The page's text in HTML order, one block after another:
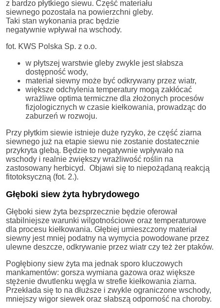
z bardzo płytkiego siewu. Część materiału
siewnego pozostała na powierzchni gleby.
Taki stan wykonania prac będzie
negatywnie wpływał na wschody.
fot. KWS Polska Sp. z o.o.
w płytszej warstwie gleby zwykle jest słabsza
dostępność wody,
materiał siewny może być odkrywany przez wiatr,
większe odchylenia temperatury mogą zakłócać
wrażliwe optima termiczne dla złożonych procesów
fizjologicznych w czasie kiełkowania, prowadząc do
zaburzeń w rozwoju.
Przy płytkim siewie istnieje duże ryzyko, że część ziarna
siewnego już na etapie siewu nie zostanie dostatecznie
przykryta glebą. Będzie to negatywnie wpływało na
wschody i realnie zwiększy wrażliwość roślin na
zastosowany herbicyd. Objawi się to niepożądaną reakcją
fitotoksyczną (fot. 2.).
Głęboki siew żyta hybrydowego
Głęboki siew żyta bezsprzecznie będzie oferował
stabilniejsze warunki wilgotnościowe oraz temperaturowe
dla procesu kiełkowania. Głębiej umieszczony materiał
siewny jest mniej podatny na wymycia powodowane przez
ulewne deszcze, odkrywanie przez wiatr czy też żer ptaków.
Pogłębiony siew żyta ma jednak sporo kluczowych
mankamentów: gorsza wymiana gazowa oraz większe
stężenie dwutlenku węgla w strefie kiełkowania ziarna.
Przekłada się to na dłuższe i zwykle ograniczone wschody,
mniejszy wigor siewek oraz słabszą odporność na choroby.